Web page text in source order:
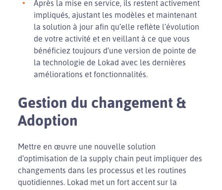
Après la mise en service, ils restent activement
impliqués, ajustant les modèles et maintenant
la solution à jour afin qu’elle reflète l’évolution
de votre activité et en veillant à ce que vous
bénéficiez toujours d’une version de pointe de
la technologie de Lokad avec les dernières
améliorations et fonctionnalités.
Gestion du changement &
Adoption
Mettre en œuvre une nouvelle solution
d’optimisation de la supply chain peut impliquer des
changements dans les processus et les routines
quotidiennes. Lokad met un fort accent sur la